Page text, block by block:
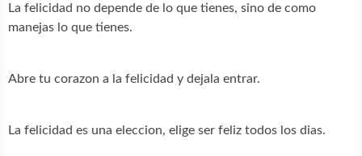
La felicidad no depende de lo que tienes, sino de como
manejas lo que tienes.
Abre tu corazon a la felicidad y dejala entrar.
La felicidad es una eleccion, elige ser feliz todos los dias.